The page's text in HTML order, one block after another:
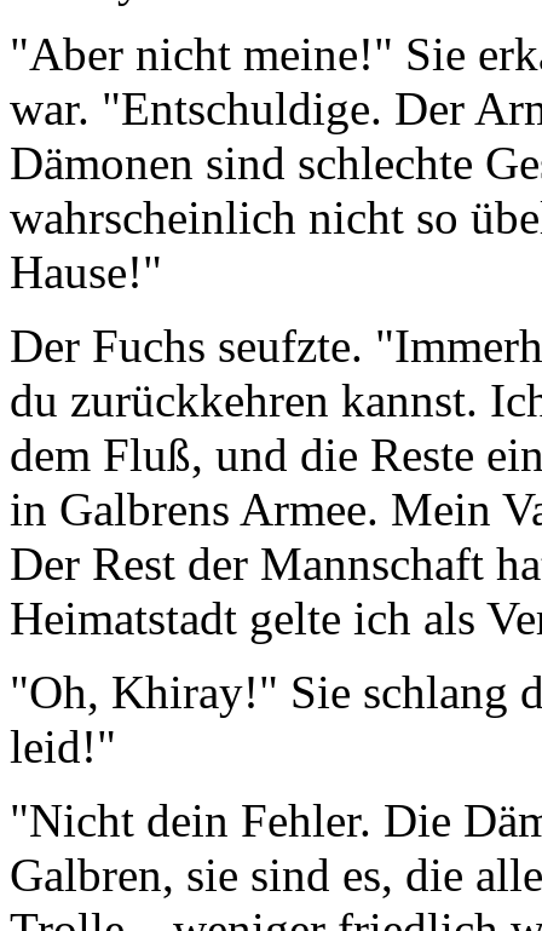
"Aber nicht meine!" Sie
war. "Entschuldige. Der
Dämonen sind schlechte
wahrscheinlich nicht so
Hause!"
Der Fuchs seufzte.
du zurückkehren kannst.
dem Fluß, und die Reste
in Galbrens Armee. Mein
Der Rest der Mannschaft
Heimatstadt gelte ich als
"Oh, Khiray!" Sie schlang
leid!"
"Nicht dein Fehler. Die
Galbren, sie sind es, die